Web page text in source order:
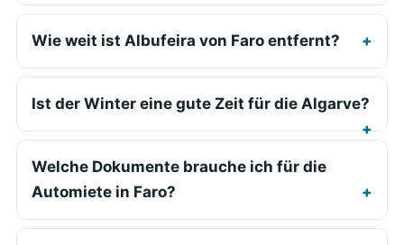
Wie weit ist Albufeira von Faro entfernt?
Ist der Winter eine gute Zeit für die Algarve?
Welche Dokumente brauche ich für die
Automiete in Faro?